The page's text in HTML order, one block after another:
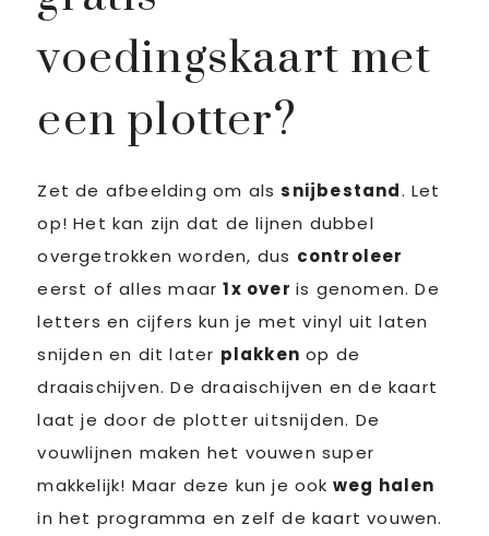
voedingskaart met
een plotter?
Zet de afbeelding om alssnijbestand. Let
op! Het kan zijn dat de lijnen dubbel
overgetrokken worden, dus controleer
eerst of alles maar1x over is genomen. De
letters en cijfers kun je met vinyl uit laten
snijden en dit later plakken op de
draaischijven. De draaischijven en de kaart
laat je door de plotter uitsnijden. De
vouwlijnen maken het vouwen super
makkelijk! Maar deze kun je ook weg halen
in het programma en zelf de kaart vouwen.